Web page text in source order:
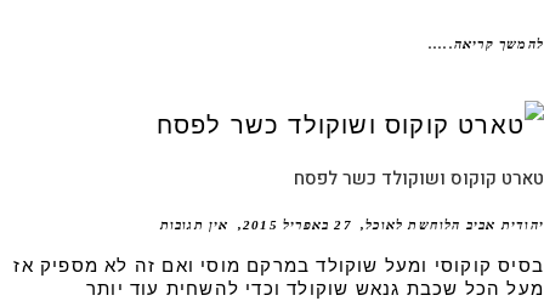
קריאה.....
קוקוס ושוקולד כשר לפסח
אביב הלוחשת לאוכל 27 באפריל 2015 אין תגובות
קוקוסי ומעל שוקולד במרקם מוסי ואם זה לא מספיק אז
הכל שכבת גנאש שוקולד וכדי להשחית עוד יותר